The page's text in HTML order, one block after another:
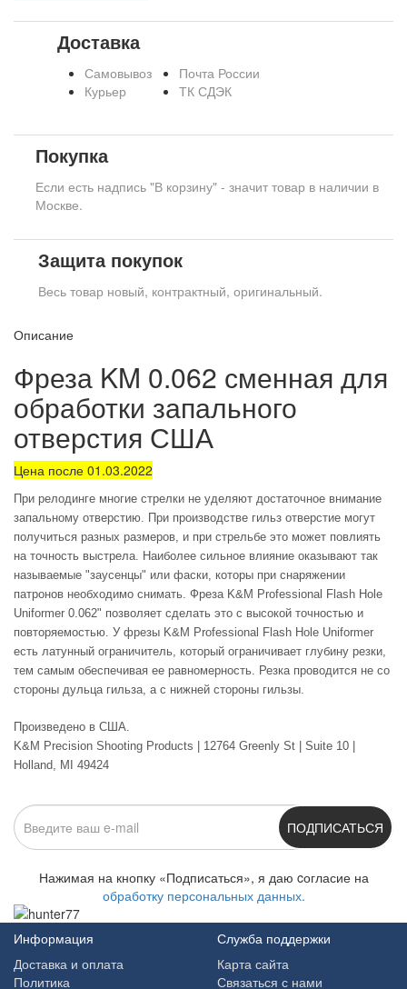
Доставка
Самовывоз
Курьер
Почта России
ТК СДЭК
Покупка
Если есть надпись "В корзину" - значит товар в наличии в
Москве.
Защита покупок
Весь товар новый, контрактный, оригинальный.
Описание
Фреза KM 0.062 сменная для
обработки запального
отверстия США
Цена после 01.03.2022
При релодинге многие стрелки не уделяют достаточное внимание
запальному отверстию. При производстве гильз отверстие могут
получиться разных размеров, и при стрельбе это может повлиять
на точность выстрела. Наиболее сильное влияние оказывают так
называемые "заусенцы" или фаски, которы при снаряжении
патронов необходимо снимать. Фреза K&M Professional Flash Hole
Uniformer 0.062" позволяет сделать это с высокой точностью и
повторяемостью. У фрезы K&M Professional Flash Hole Uniformer
есть латунный ограничитель, который ограничивает глубину резки,
тем самым обеспечивая ее равномерность. Резка проводится не со
стороны дульца гильза, а с нижней стороны гильзы.
Произведено в США.
K&M Precision Shooting Products | 12764 Greenly St | Suite 10 |
Holland, MI 49424
ПОДПИСАТЬСЯ
Нажимая на кнопку «Подписаться», я даю cогласие на
обработку персональных данных.
Информация
Доставка и оплата
Политика
Служба поддержки
Карта сайта
Связаться с нами